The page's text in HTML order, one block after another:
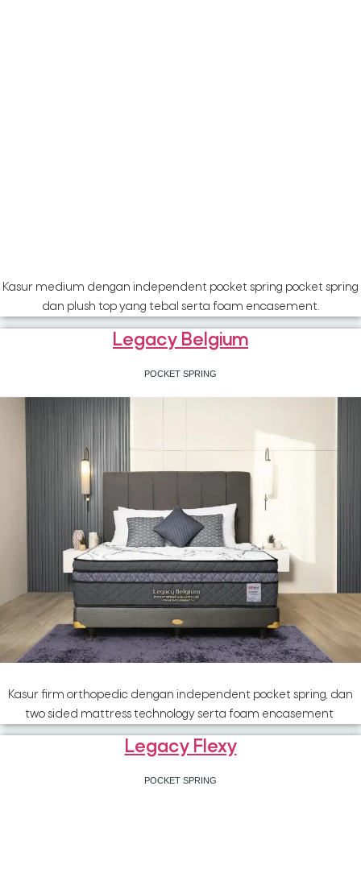
Kasur medium dengan independent pocket spring pocket spring
dan plush top yang tebal serta foam encasement.
Legacy Belgium
POCKET SPRING
Kasur firm orthopedic dengan independent pocket spring, dan
two sided mattress technology serta foam encasement
Legacy Flexy
POCKET SPRING